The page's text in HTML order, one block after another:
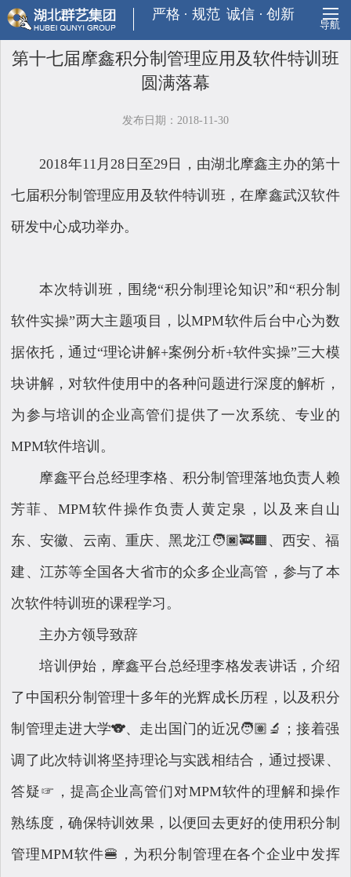
严格 · 规范 诚信 · 创新
导航
第十七届摩鑫积分制管理应用及软件特训班
圆满落幕
发布日期：2018-11-30
2018年11月28日至29日，由湖北摩鑫主办的第十
七届积分制管理应用及软件特训班，在摩鑫武汉软件
研发中心成功举办。
本次特训班，围绕“积分制理论知识”和“积分制
软件实操”两大主题项目，以MPM软件后台中心为数
据依托，通过“理论讲解+案例分析+软件实操”三大模
块讲解，对软件使用中的各种问题进行深度的解析，
为参与培训的企业高管们提供了一次系统、专业的
MPM软件培训。
摩鑫平台总经理李格、积分制管理落地负责人赖
芳菲、MPM软件操作负责人黄定泉，以及来自山
东、安徽、云南、重庆、黑龙江🧑🏿‍🚒🟧、西安、福
建、江苏等全国各大省市的众多企业高管，参与了本
次软件特训班的课程学习。
主办方领导致辞
培训伊始，摩鑫平台总经理李格发表讲话，介绍
了中国积分制管理十多年的光辉成长历程，以及积分
制管理走进大学🐨、走出国门的近况🧑🏽‍🔬；接着强
调了此次特训将坚持理论与实践相结合，通过授课、
答疑☞，提高企业高管们对MPM软件的理解和操作
熟练度，确保特训效果，以便回去更好的使用积分制
管理MPM软件🍔，为积分制管理在各个企业中发挥